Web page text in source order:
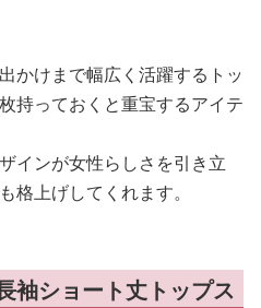
かけまで幅広く活躍するトッ
持っておくと重宝するアイテ
インが女性らしさを引き立
格上げしてくれます。
袖ショート丈トップス